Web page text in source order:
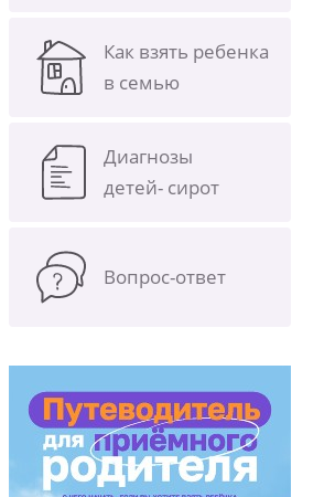
Как взять ребенка
в семью
Диагнозы
детей- сирот
Вопрос-ответ